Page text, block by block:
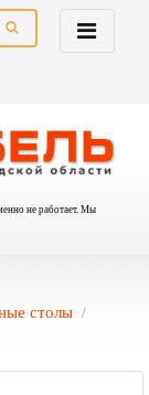
не работает. Мы
столы